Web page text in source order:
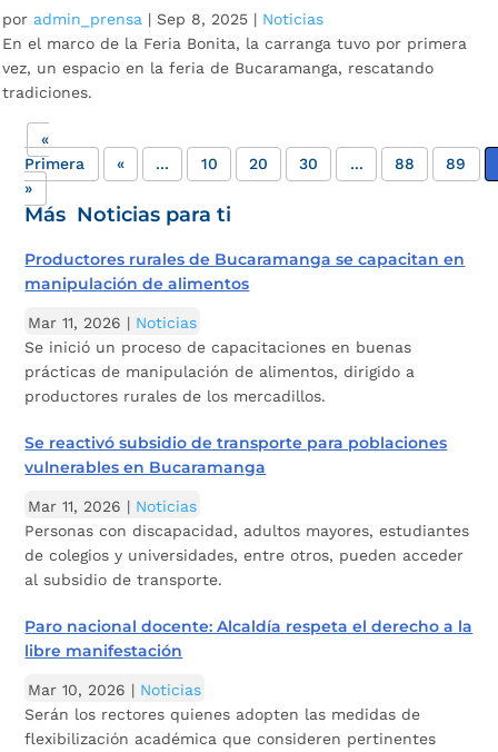
por admin_prensa | Sep 8, 2025 | Noticias
En el marco de la Feria Bonita, la carranga tuvo por primera
vez, un espacio en la feria de Bucaramanga, rescatando
tradiciones.
«
Primera
« ... 10 20 30 ... 88 89
»
Más Noticias para ti
Productores rurales de Bucaramanga se capacitan en
manipulación de alimentos
Mar 11, 2026 | Noticias
Se inició un proceso de capacitaciones en buenas
prácticas de manipulación de alimentos, dirigido a
productores rurales de los mercadillos.
Se reactivó subsidio de transporte para poblaciones
vulnerables en Bucaramanga
Mar 11, 2026 | Noticias
Personas con discapacidad, adultos mayores, estudiantes
de colegios y universidades, entre otros, pueden acceder
al subsidio de transporte.
Paro nacional docente: Alcaldía respeta el derecho a la
libre manifestación
Mar 10, 2026 | Noticias
Serán los rectores quienes adopten las medidas de
flexibilización académica que consideren pertinentes